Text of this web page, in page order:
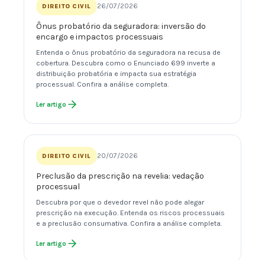
DIREITO CIVIL 26/07/2026
Ônus probatório da seguradora: inversão do
encargo e impactos processuais
Entenda o ônus probatório da seguradora na recusa de
cobertura. Descubra como o Enunciado 699 inverte a
distribuição probatória e impacta sua estratégia
processual. Confira a análise completa.
Ler artigo
DIREITO CIVIL 20/07/2026
Preclusão da prescrição na revelia: vedação
processual
Descubra por que o devedor revel não pode alegar
prescrição na execução. Entenda os riscos processuais
e a preclusão consumativa. Confira a análise completa.
Ler artigo